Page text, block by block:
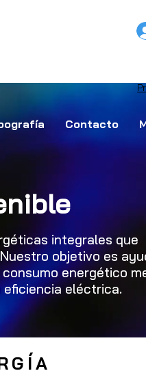
Contacto
integrales que
objetivo es
energético
eficiencia eléctrica.